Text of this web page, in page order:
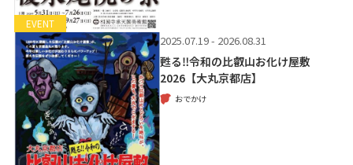
EVENT
2025.07.19 - 2026.08.31
甦る‼令和の比叡山お化け屋敷
2026【大丸京都店】
おでかけ